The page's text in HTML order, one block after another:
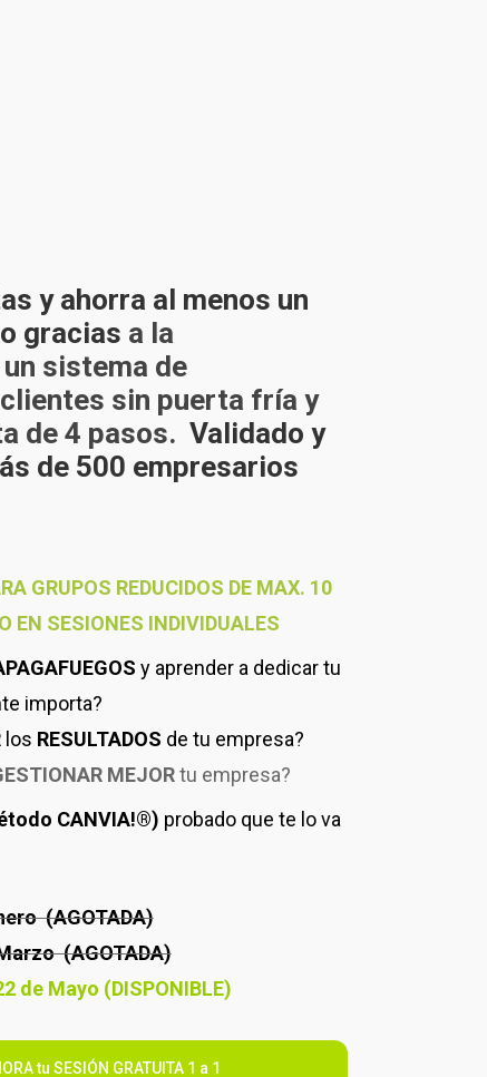
y ahorra al menos un
gracias a la
sistema de
sin puerta fría y
de 4 pasos. Validado y
de 500 empresarios
GRUPOS REDUCIDOS DE MAX. 10
EN SESIONES INDIVIDUALES
y aprender a dedicar tu
importa?
los RESULTADOS de tu empresa?
MEJORtu empresa?
CANVIA!®) probado que te lo va
(AGOTADA)
(AGOTADA)
de Mayo (DISPONIBLE)
tu SESIÓN GRATUITA 1 a 1